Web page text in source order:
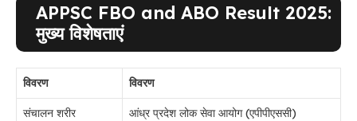
APPSC FBO and ABO Result 2025:
मुख्य विशेषताएं
विवरण विवरण
संचालन शरीर आंध्र प्रदेश लोक सेवा आयोग (एपीपीएससी)